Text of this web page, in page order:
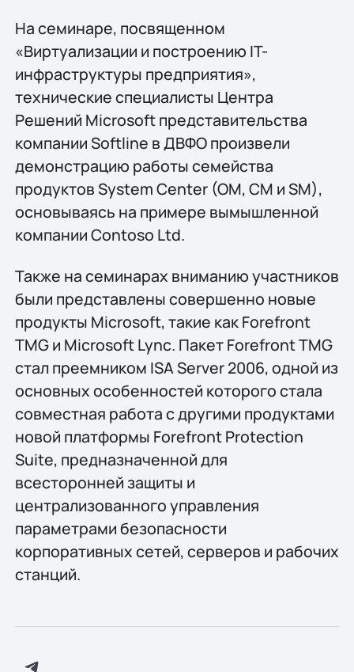
На семинаре, посвященном
«Виртуализации и построению IT-
инфраструктуры предприятия»,
технические специалисты Центра
Решений Microsoft представительства
компании Softline в ДВФО произвели
демонстрацию работы семейства
продуктов System Center (OM, CM и SM),
основываясь на примере вымышленной
компании Contoso Ltd.
Также на семинарах вниманию участников
были представлены совершенно новые
продукты Microsoft, такие как Forefront
TMG и Microsoft Lync. Пакет Forefront TMG
стал преемником ISA Server 2006, одной из
основных особенностей которого стала
совместная работа с другими продуктами
новой платформы Forefront Protection
Suite, предназначенной для
всесторонней защиты и
централизованного управления
параметрами безопасности
корпоративных сетей, серверов и рабочих
станций.